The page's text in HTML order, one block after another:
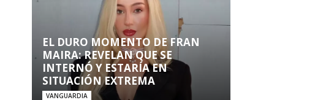
EL DURO MOMENTO DE FRAN
MAIRA: REVELAN QUE SE
INTERNÓ Y ESTARÍA EN
SITUACIÓN EXTREMA
VANGUARDIA